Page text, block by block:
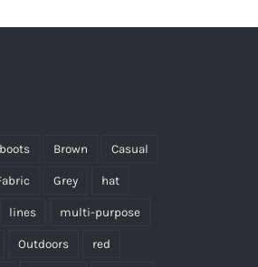
boots Brown Casual
Grey hat
lines multi-purpose
Outdoors red